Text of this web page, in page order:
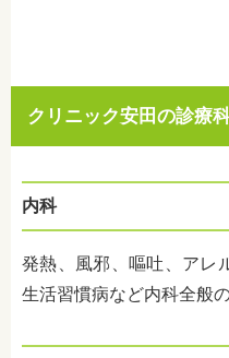
クリニック安田の診療
内科
発熱、風邪、嘔吐、アレ
生活習慣病など内科全般